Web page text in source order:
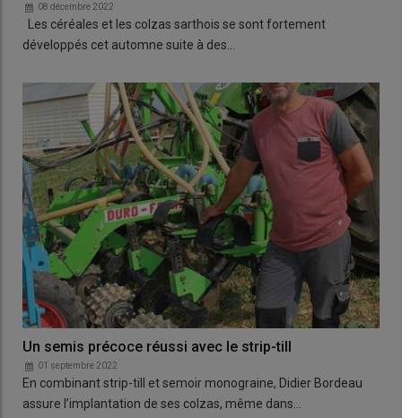
08 décembre 2022
Les céréales et les colzas sarthois se sont fortement
développés cet automne suite à des…
Un semis précoce réussi avec le strip-till
01 septembre 2022
En combinant strip-till et semoir monograine, Didier Bordeau
assure l’implantation de ses colzas, même dans…